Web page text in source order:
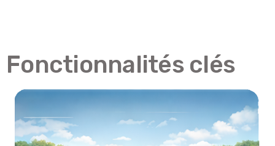
Fonctionnalités clés